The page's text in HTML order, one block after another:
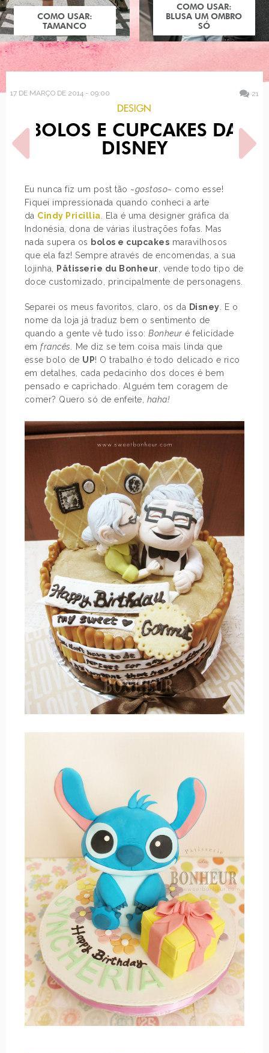
COMO USAR:
TAMANCO
COMO USAR:
BLUSA UM OMBRO
SÓ
17 DE MARÇO DE 2014 - 09:00 21
DESIGN
BOLOS E CUPCAKES DA
DISNEY
Eu nunca fiz um post tão ~gostoso~ como esse!
Fiquei impressionada quando conheci a arte
da Cindy Pricillia . Ela é uma designer gráfica da
Indonésia, dona de várias ilustrações fofas. Mas
nada supera os bolos e cupcakes maravilhosos
que ela faz! Sempre através de encomendas, a sua
lojinha,
Pâtisserie du Bonheur , vende todo tipo de
doce customizado, principalmente de personagens.
Separei os meus favoritos, claro, os da Disney . E o
nome da loja já traduz bem o sentimento de
quando a gente vê tudo isso:Bonheur é felicidade
emfrancês.
Me diz se tem coisa mais linda que
esse bolo de UP! O trabalho é todo delicado e rico
em detalhes, cada pedacinho dos doces é bem
pensado e caprichado. Alguém tem coragem de
comer? Quero só de enfeite, haha!
POST ANTERIOR
LOOK DO DIA: SUÉTER
PIED-DE-POULE, NOVA
YORK: WILLIANSBURG
PRÓXIMO POST
LIA CAMARGO NO
COLETIVATION MTV